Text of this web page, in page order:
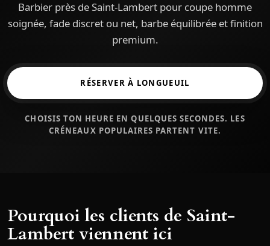
Barbier près de Saint-Lambert pour coupe homme
soignée, fade discret ou net, barbe équilibrée et finition
premium.
RÉSERVER À LONGUEUIL
CHOISIS TON HEURE EN QUELQUES SECONDES. LES
CRÉNEAUX POPULAIRES PARTENT VITE.
Pourquoi les clients de Saint-
Lambert viennent ici